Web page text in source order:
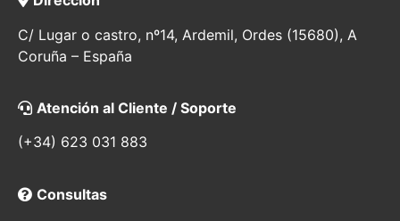
C/ Lugar o castro, nº14, Ardemil, Ordes (15680), A
Coruña – España
Atención al Cliente / Soporte
(+34) 623 031 883
Consultas